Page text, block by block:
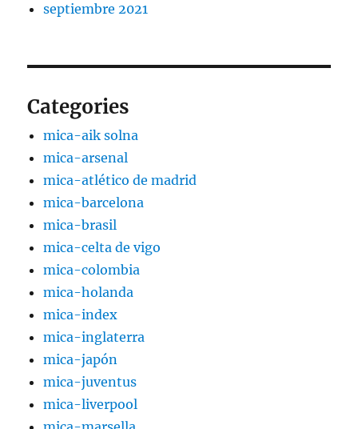
septiembre 2021
Categories
mica-aik solna
mica-arsenal
mica-atlético de madrid
mica-barcelona
mica-brasil
mica-celta de vigo
mica-colombia
mica-holanda
mica-index
mica-inglaterra
mica-japón
mica-juventus
mica-liverpool